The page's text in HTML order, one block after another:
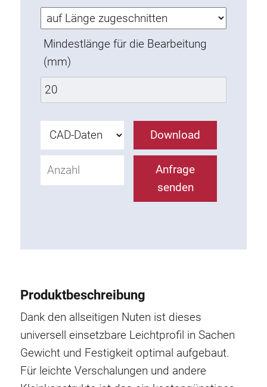
Beschläge
Pneumatik Elemente
Dynamische Elemente
Eckelement
Hubsäulen
Rollbahnsystem
Mindestlänge für die Bearbeitung
(mm)
Download
Anfrage
senden
Produktbeschreibung
Dank den allseitigen Nuten ist dieses
universell einsetzbare Leichtprofil in Sachen
Gewicht und Festigkeit optimal aufgebaut.
Für leichte Verschalungen und andere